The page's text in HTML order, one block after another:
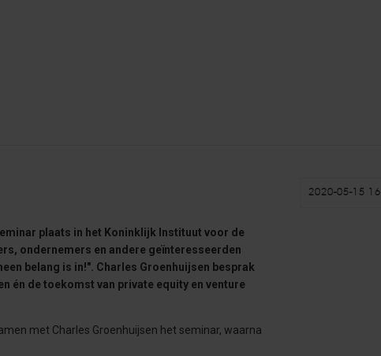
plaats in het Koninklijk Instituut voor de
ondernemers en andere geïnteresseerden
belang is in!". Charles Groenhuijsen besprak
én de toekomst van private equity en venture
met Charles Groenhuijsen het seminar, waarna
2020-05-15